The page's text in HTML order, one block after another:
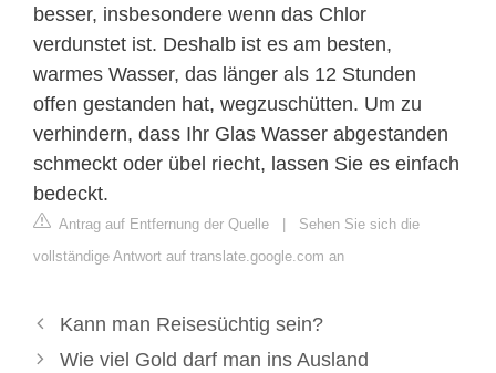
besser, insbesondere wenn das Chlor
verdunstet ist. Deshalb ist es am besten,
warmes Wasser, das länger als 12 Stunden
offen gestanden hat, wegzuschütten. Um zu
verhindern, dass Ihr Glas Wasser abgestanden
schmeckt oder übel riecht, lassen Sie es einfach
bedeckt.
Antrag auf Entfernung der Quelle | Sehen Sie sich die
vollständige Antwort auf translate.google.com an
Kann man Reisesüchtig sein?
Wie viel Gold darf man ins Ausland